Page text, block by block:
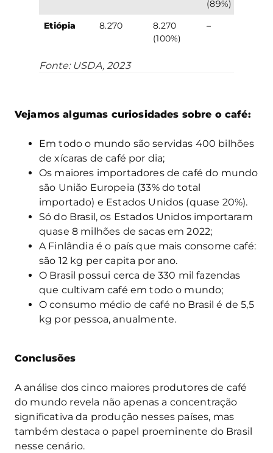
(89%)
Etiópia
8.270
8.270
(100%)
–
Fonte: USDA, 2023
Vejamos algumas curiosidades sobre o café:
Em todo o mundo são servidas 400 bilhões
de xícaras de café por dia;
Os maiores importadores de café do mundo
são União Europeia (33% do total
importado) e Estados Unidos (quase 20%).
Só do Brasil, os Estados Unidos importaram
quase 8 milhões de sacas em 2022;
A Finlândia é o país que mais consome café:
são 12 kg per capita por ano.
O Brasil possui cerca de 330 mil fazendas
que cultivam café em todo o mundo;
O consumo médio de café no Brasil é de 5,5
kg por pessoa, anualmente.
Conclusões
A análise dos cinco maiores produtores de café
do mundo revela não apenas a concentração
significativa da produção nesses países, mas
também destaca o papel proeminente do Brasil
nesse cenário.